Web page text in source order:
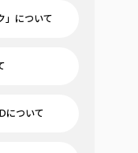
」について
について